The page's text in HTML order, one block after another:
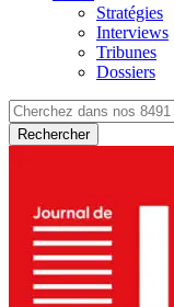
Stratégies
Interviews
Tribunes
Dossiers
Rechercher